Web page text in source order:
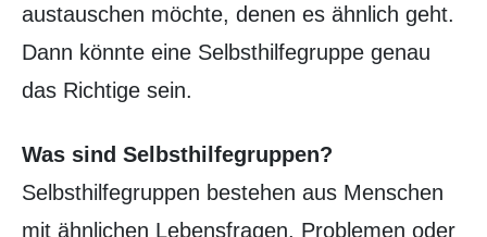
austauschen möchte, denen es ähnlich geht.
Dann könnte eine Selbsthilfegruppe genau
das Richtige sein.
Was sind Selbsthilfegruppen?
Selbsthilfegruppen bestehen aus Menschen
mit ähnlichen Lebensfragen, Problemen oder